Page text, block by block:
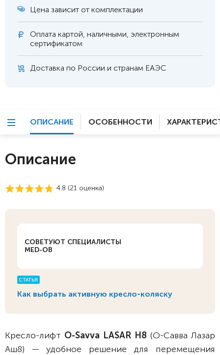
Цена зависит от комплектации
Оплата картой, наличными, электронным
сертификатом
Доставка по России и странам ЕАЭС
ОПИСАНИЕ ОСОБЕННОСТИ
Описание
4.8 (21 оценка)
СОВЕТУЮТ СПЕЦИАЛИСТЫ
MED-OB
СТАТЬЯ
Как выбрать активную кресло-коляску
Кресло-лифт O-Savva LASAR H8 (О-Савва Лазар
Аш8) — удобное решение для перемещения